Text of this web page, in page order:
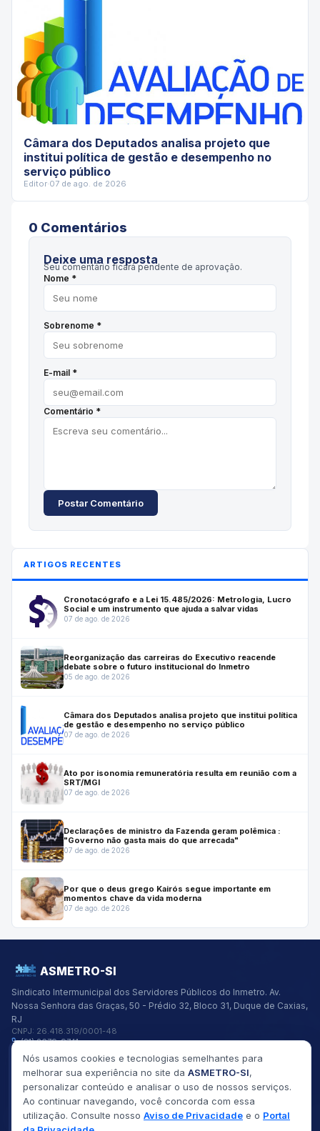
Câmara dos Deputados analisa projeto que
institui política de gestão e desempenho no
serviço público
Editor·07 de ago. de 2026
0 Comentários
Deixe uma resposta
Seu comentário ficará pendente de aprovação.
Nome *
Sobrenome *
E-mail *
Comentário *
Postar Comentário
ARTIGOS RECENTES
Cronotacógrafo e a Lei 15.485/2026: Metrologia, Lucro
Social e um instrumento que ajuda a salvar vidas
07 de ago. de 2026
Reorganização das carreiras do Executivo reacende
debate sobre o futuro institucional do Inmetro
05 de ago. de 2026
Câmara dos Deputados analisa projeto que institui política
de gestão e desempenho no serviço público
07 de ago. de 2026
Ato por isonomia remuneratória resulta em reunião com a
SRT/MGI
07 de ago. de 2026
Declarações de ministro da Fazenda geram polêmica :
"Governo não gasta mais do que arrecada"
07 de ago. de 2026
Por que o deus grego Kairós segue importante em
momentos chave da vida moderna
07 de ago. de 2026
ASMETRO-SI
Sindicato Intermunicipal dos Servidores Públicos do Inmetro. Av.
Nossa Senhora das Graças, 50 - Prédio 32, Bloco 31, Duque de Caxias,
RJ
CNPJ: 26.418.319/0001-48
(21) 2679-9741
asmetro@asmetro.org.br
Links Rápidos
Institucional
Gestão
Saúde
Convênios
Nós usamos cookies e tecnologias semelhantes para
melhorar sua experiência no site da ASMETRO-SI,
personalizar conteúdo e analisar o uso de nossos serviços.
Ao continuar navegando, você concorda com essa
utilização. Consulte nosso Aviso de Privacidade e o Portal